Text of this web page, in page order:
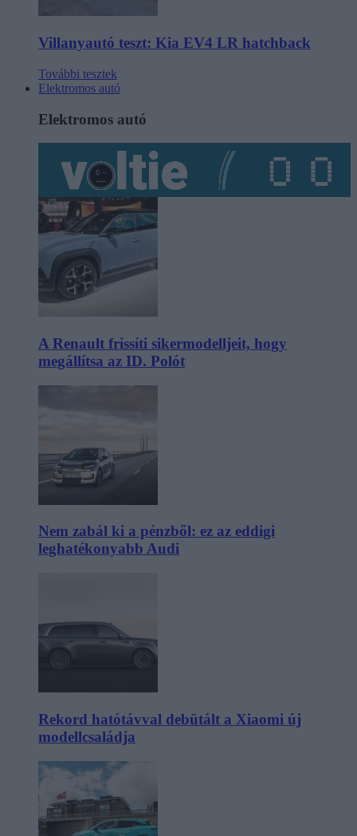
Villanyautó teszt: Kia EV4 LR hatchback
További tesztek
Elektromos autó
Elektromos autó
A Renault frissíti sikermodelljeit, hogy
megállítsa az ID. Polót
Nem zabál ki a pénzből: ez az eddigi
leghatékonyabb Audi
Rekord hatótávval debütált a Xiaomi új
modellcsaládja